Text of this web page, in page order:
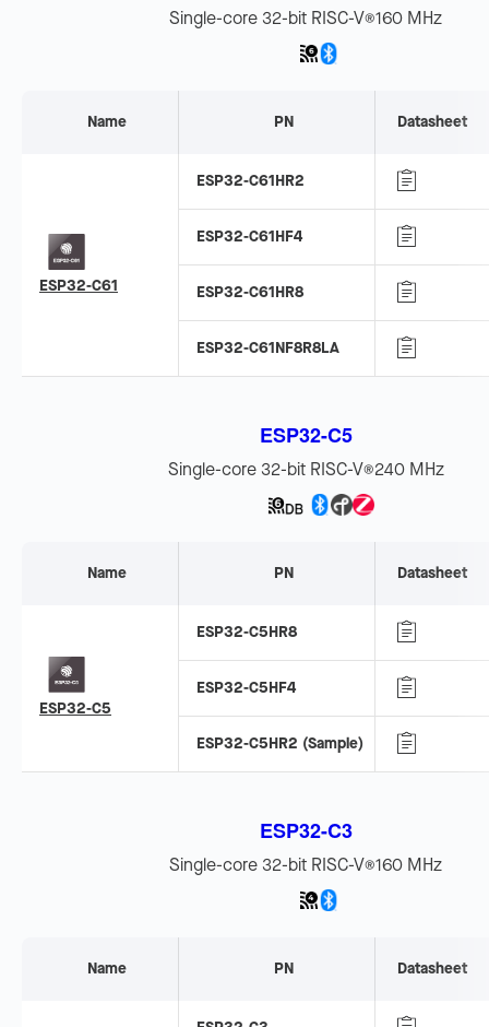
Single-core 32-bit RISC-V®160 MHz
Name PN Datasheet
ESP32-C61
ESP32-C61HR2
ESP32-C61HF4
ESP32-C61HR8
ESP32-C61NF8R8LA
ESP32-C5
Single-core 32-bit RISC-V®240 MHz
Name PN Datasheet
ESP32-C5
ESP32-C5HR8
ESP32-C5HF4
ESP32-C5HR2 (Sample)
ESP32-C3
Single-core 32-bit RISC-V®160 MHz
Name PN Datasheet